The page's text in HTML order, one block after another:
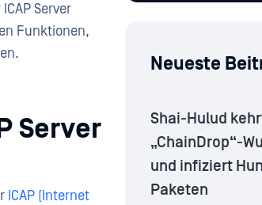
Server
Funktionen,
Server
ICAP (Internet
Neueste
Shai-Hulud
„ChainDrop“-
und infiziert
Paketen